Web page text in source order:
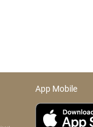
App Mobile